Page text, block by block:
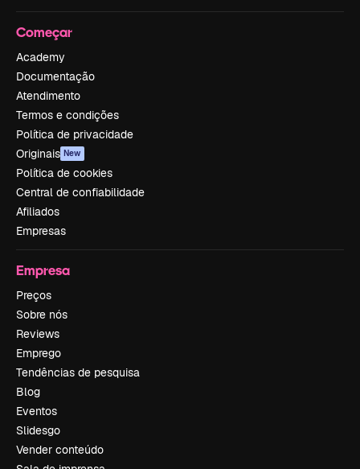
Começar
Academy
Documentação
Atendimento
Termos e condições
Política de privacidade
Originais New
Política de cookies
Central de confiabilidade
Afiliados
Empresas
Empresa
Preços
Sobre nós
Reviews
Emprego
Tendências de pesquisa
Blog
Eventos
Slidesgo
Vender conteúdo